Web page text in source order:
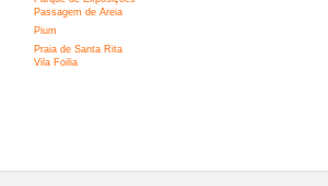
Passagem de Areia
Pium
Praia de Santa Rita
Vila Foilia